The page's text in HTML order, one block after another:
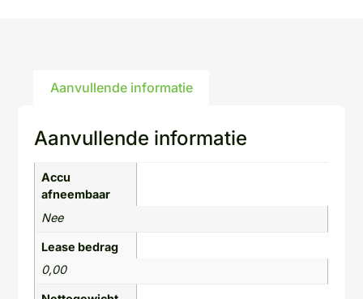
Aanvullende informatie
Aanvullende informatie
Accu
afneembaar
Nee
Lease bedrag
0,00